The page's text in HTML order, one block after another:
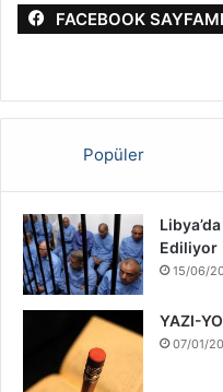
FACEBOOK
Popüler
Ediliyor
15/06/
YAZI-
07/01/